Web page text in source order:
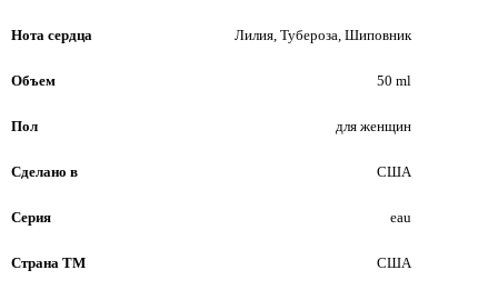
Нота сердца Лилия, Тубероза, Шиповник
Объем 50 ml
Пол для женщин
Сделано в США
Серия eau
Страна ТМ США